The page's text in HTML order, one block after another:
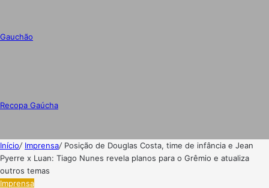
Gauchão
Recopa Gaúcha
Início/ Imprensa/ Posição de Douglas Costa, time de infância e Jean
Pyerre x Luan: Tiago Nunes revela planos para o Grêmio e atualiza
outros temas
Imprensa